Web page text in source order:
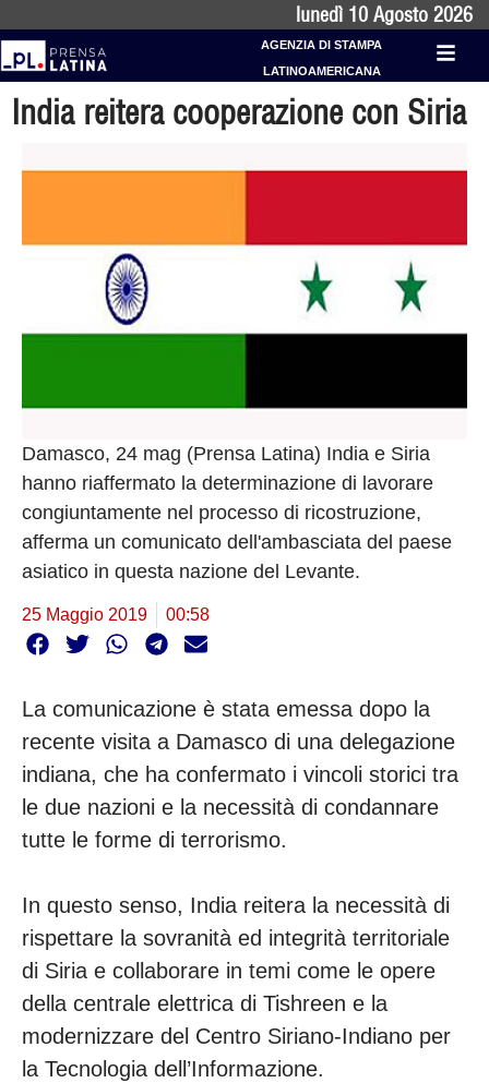
lunedì 10 Agosto 2026
AGENZIA DI STAMPA
LATINOAMERICANA
India reitera cooperazione con Siria
Damasco, 24 mag (Prensa Latina) India e Siria
hanno riaffermato la determinazione di lavorare
congiuntamente nel processo di ricostruzione,
afferma un comunicato dell'ambasciata del paese
asiatico in questa nazione del Levante.
25 Maggio 2019 00:58
La comunicazione è stata emessa dopo la
recente visita a Damasco di una delegazione
indiana, che ha confermato i vincoli storici tra
le due nazioni e la necessità di condannare
tutte le forme di terrorismo.
In questo senso, India reitera la necessità di
rispettare la sovranità ed integrità territoriale
di Siria e collaborare in temi come le opere
della centrale elettrica di Tishreen e la
modernizzare del Centro Siriano-Indiano per
la Tecnologia dell’Informazione.